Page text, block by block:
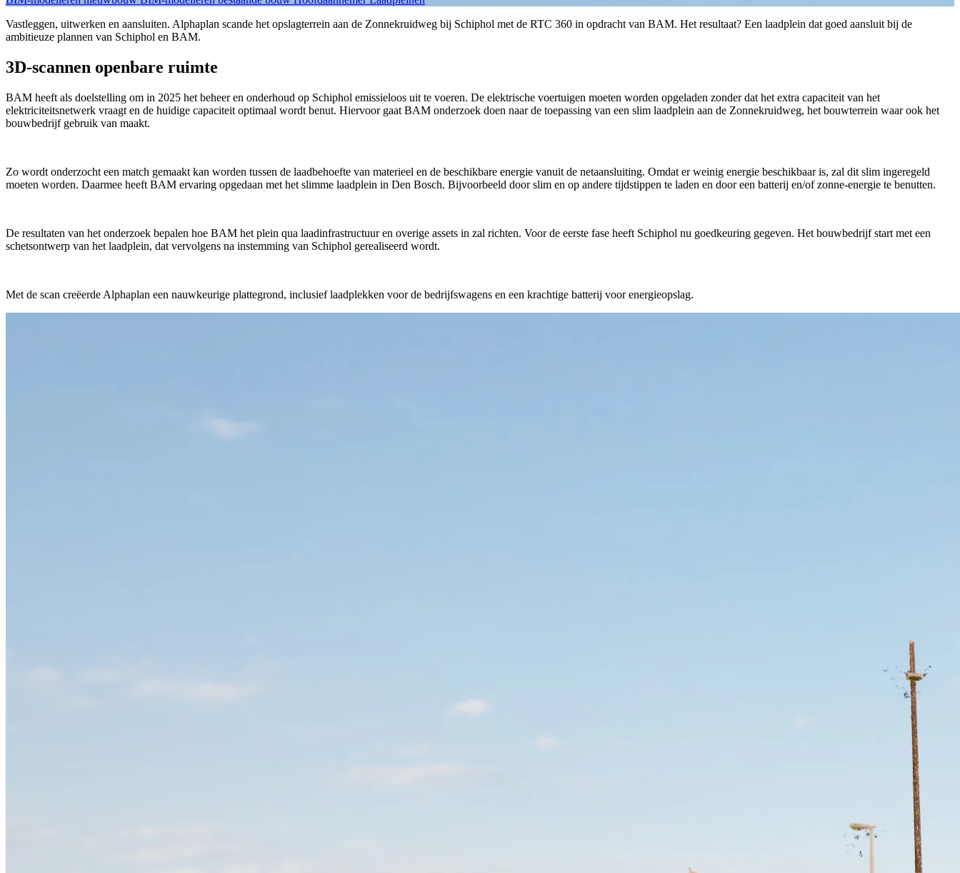
Vastleggen, uitwerken en aansluiten. Alphaplan scande het opslagterrein aan de Zonnekruidweg bij Schiphol met de RTC 360 in opdracht van BAM. Het resultaat? Een laadplein dat goed aansluit bij de
ambitieuze plannen van Schiphol en BAM.
3D-scannen openbare ruimte
BAM heeft als doelstelling om in 2025 het beheer en onderhoud op Schiphol emissieloos uit te voeren. De elektrische voertuigen moeten worden opgeladen zonder dat het extra capaciteit van het
elektriciteitsnetwerk vraagt en de huidige capaciteit optimaal wordt benut. Hiervoor gaat BAM onderzoek doen naar de toepassing van een slim laadplein aan de Zonnekruidweg, het bouwterrein waar ook het
bouwbedrijf gebruik van maakt.
Zo wordt onderzocht een match gemaakt kan worden tussen de laadbehoefte van materieel en de beschikbare energie vanuit de netaansluiting. Omdat er weinig energie beschikbaar is, zal dit slim ingeregeld
moeten worden. Daarmee heeft BAM ervaring opgedaan met het slimme laadplein in Den Bosch. Bijvoorbeeld door slim en op andere tijdstippen te laden en door een batterij en/of zonne-energie te benutten.
De resultaten van het onderzoek bepalen hoe BAM het plein qua laadinfrastructuur en overige assets in zal richten. Voor de eerste fase heeft Schiphol nu goedkeuring gegeven. Het bouwbedrijf start met een
schetsontwerp van het laadplein, dat vervolgens na instemming van Schiphol gerealiseerd wordt.
Met de scan creëerde Alphaplan een nauwkeurige plattegrond, inclusief laadplekken voor de bedrijfswagens en een krachtige batterij voor energieopslag.